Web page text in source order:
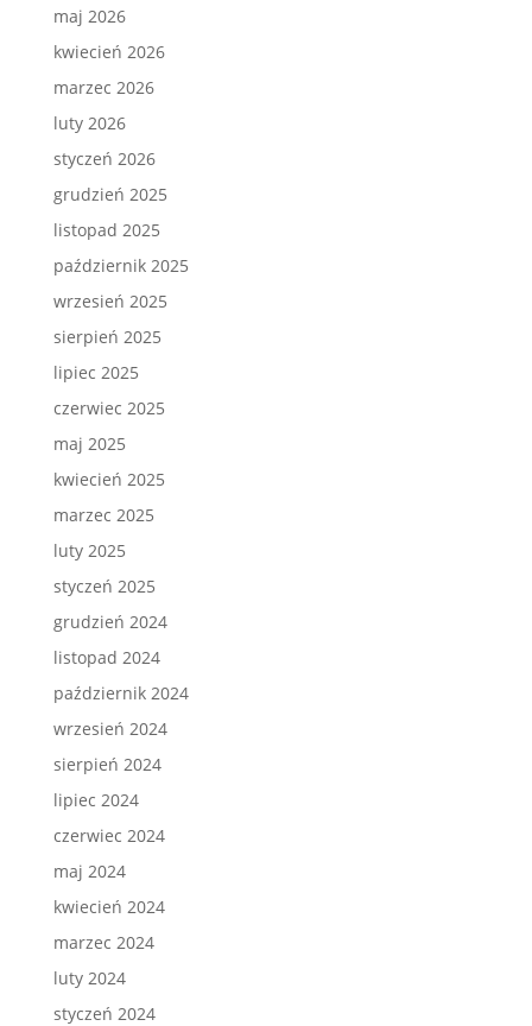
maj 2026
kwiecień 2026
marzec 2026
luty 2026
styczeń 2026
grudzień 2025
listopad 2025
październik 2025
wrzesień 2025
sierpień 2025
lipiec 2025
czerwiec 2025
maj 2025
kwiecień 2025
marzec 2025
luty 2025
styczeń 2025
grudzień 2024
listopad 2024
październik 2024
wrzesień 2024
sierpień 2024
lipiec 2024
czerwiec 2024
maj 2024
kwiecień 2024
marzec 2024
luty 2024
styczeń 2024